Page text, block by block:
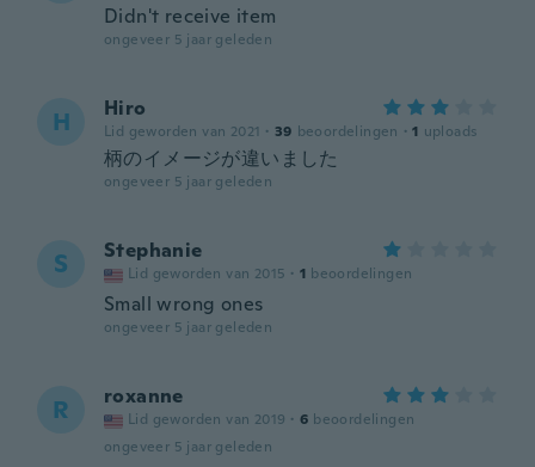
Didn't receive item
ongeveer 5 jaar geleden
H Hiro
Lid geworden van 2021 · 39 beoordelingen · 1 uploads
柄のイメージが違いました
ongeveer 5 jaar geleden
S Stephanie
Lid geworden van 2015 · 1 beoordelingen
Small wrong ones
ongeveer 5 jaar geleden
R roxanne
Lid geworden van 2019 · 6 beoordelingen
ongeveer 5 jaar geleden